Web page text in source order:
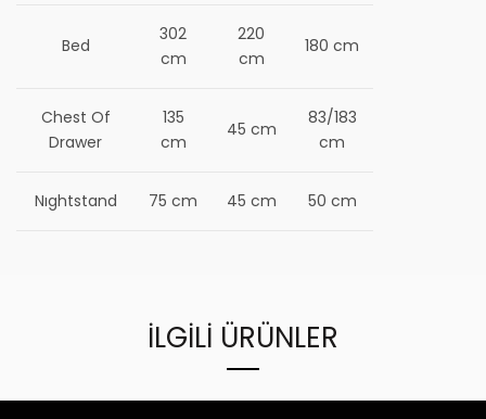
Bed
302
cm
220
cm
180 cm
Chest Of
Drawer
135
cm
45 cm
83/183
cm
Nıghtstand 75 cm 45 cm 50 cm
İLGILI ÜRÜNLER